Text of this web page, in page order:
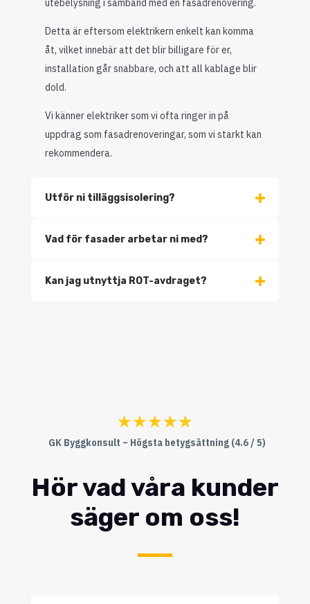
utebelysning i samband med en fasadrenovering.
Detta är eftersom elektrikern enkelt kan komma
åt, vilket innebär att det blir billigare för er,
installation går snabbare, och att all kablage blir
dold.
Vi känner elektriker som vi ofta ringer in på
uppdrag som fasadrenoveringar, som vi starkt kan
rekommendera.
Utför ni tilläggsisolering?
Vad för fasader arbetar ni med?
Kan jag utnyttja ROT-avdraget?
☆☆☆☆☆
GK Byggkonsult – Högsta betygsättning (4.6 / 5)
Hör vad våra kunder
säger om oss!